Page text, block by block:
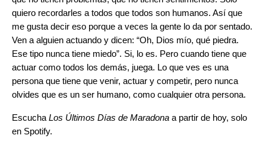
quiero recordarles a todos que todos son humanos. Así que
me gusta decir eso porque a veces la gente lo da por sentado.
Ven a alguien actuando y dicen: “Oh, Dios mío, qué piedra.
Ese tipo nunca tiene miedo”. Si, lo es. Pero cuando tiene que
actuar como todos los demás, juega. Lo que ves es una
persona que tiene que venir, actuar y competir, pero nunca
olvides que es un ser humano, como cualquier otra persona.
Escucha Los Últimos Días de Maradona a partir de hoy, solo
en Spotify.